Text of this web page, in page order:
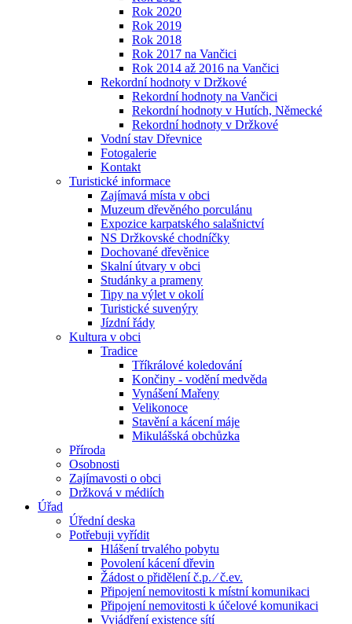
Rok 2020
Rok 2019
Rok 2018
Rok 2017 na Vančici
Rok 2014 až 2016 na Vančici
Rekordní hodnoty v Držkové
Rekordní hodnoty na Vančici
Rekordní hodnoty v Hutích, Německé
Rekordní hodnoty v Držkové
Vodní stav Dřevnice
Fotogalerie
Kontakt
Turistické informace
Zajímavá místa v obci
Muzeum dřevěného porculánu
Expozice karpatského salašnictví
NS Držkovské chodníčky
Dochované dřevěnice
Skalní útvary v obci
Studánky a prameny
Tipy na výlet v okolí
Turistické suvenýry
Jízdní řády
Kultura v obci
Tradice
Tříkrálové koledování
Končiny - vodění medvěda
Vynášení Mařeny
Velikonoce
Stavění a kácení máje
Mikulášská obchůzka
Příroda
Osobnosti
Zajímavosti o obci
Držková v médiích
Úřad
Úřední deska
Potřebuji vyřídit
Hlášení trvalého pobytu
Povolení kácení dřevin
Žádost o přidělení č.p. ⁄ č.ev.
Připojení nemovitosti k místní komunikaci
Připojení nemovitosti k účelové komunikaci
Vyjádření existence sítí